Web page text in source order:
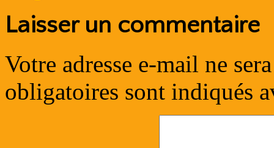
Laisser un commentaire
Votre adresse e-mail ne
obligatoires sont indiqués